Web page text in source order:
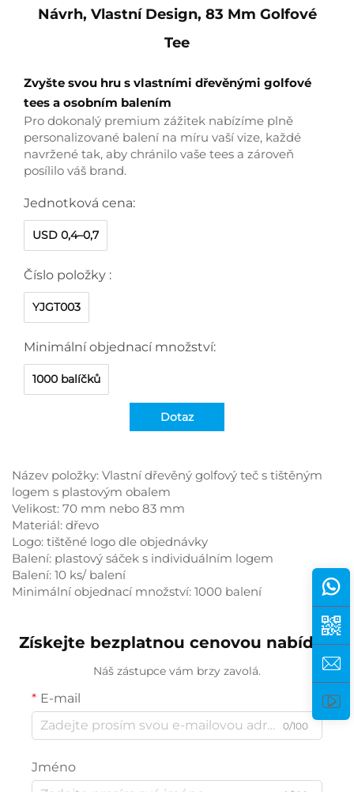
Návrh, Vlastní Design, 83 Mm Golfové
Tee
Zvyšte svou hru s vlastními dřevěnými golfové
tees a osobním balením
Pro dokonalý premium zážitek nabízíme plně
personalizované balení na míru vaší vize, každé
navržené tak, aby chránilo vaše tees a zároveň
posílilo váš brand.
Jednotková cena:
USD 0,4–0,7
Číslo položky :
YJGT003
Minimální objednací množství:
1000 balíčků
Dotaz
Název položky: Vlastní dřevěný golfový teč s tištěným
logem s plastovým obalem
Velikost: 70 mm nebo 83 mm
Materiál: dřevo
Logo: tištěné logo dle objednávky
Balení: plastový sáček s individuálním logem
Balení: 10 ks/ balení
Minimální objednací množství: 1000 balení
Získejte bezplatnou cenovou nabídku
Náš zástupce vám brzy zavolá.
E-mail
0/100
Jméno